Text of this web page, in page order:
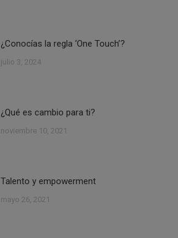
¿Conocías la regla ‘One Touch’?
julio 3, 2024
¿Qué es cambio para ti?
noviembre 10, 2021
Talento y empowerment
mayo 26, 2021